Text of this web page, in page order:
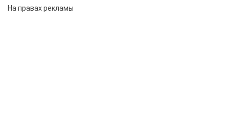
На правах рекламы